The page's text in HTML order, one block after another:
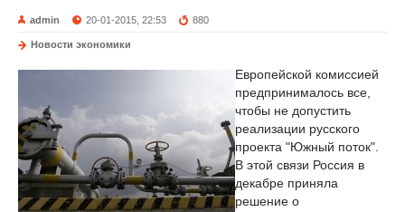
admin 20-01-2015, 22:53 880
Новости экономики
Европейской комиссией
предпринималось все,
чтобы не допустить
реализации русского
проекта "Южный поток".
В этой связи Россия в
декабре приняла
решение о